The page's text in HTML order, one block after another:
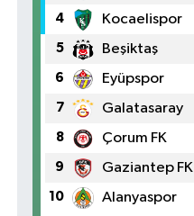
4 Kocaelispor
5 Beşiktaş
6 Eyüpspor
7 Galatasaray
8 Çorum FK
9 Gaziantep FK
10 Alanyaspor